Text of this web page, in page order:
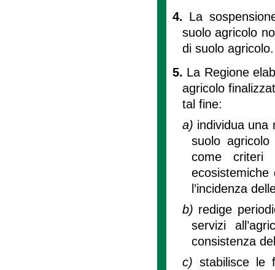
4. La
suolo agricolo
di suolo agricolo.
5. La Regione
agricolo
tal fine:
a) individua una
suolo
come criteri
l’incidenza
b) redige
servizi
consistenza
c) stabilisce le